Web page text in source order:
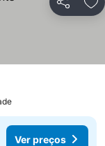
Partilhar
Ver preços